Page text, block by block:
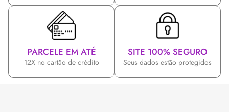
PARCELE EM ATÉ
12X no cartão de crédito
SITE 100% SEGURO
Seus dados estão protegidos